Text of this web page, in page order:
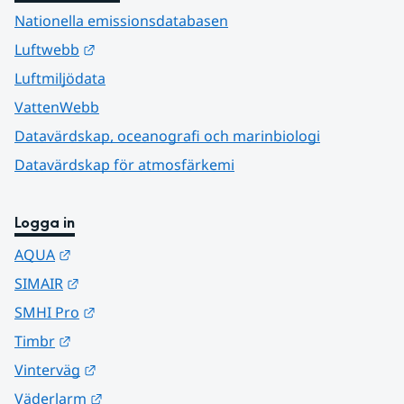
Nationella emissionsdatabasen
Luftwebb
Luftmiljödata
VattenWebb
Datavärdskap, oceanografi och marinbiologi
Datavärdskap för atmosfärkemi
Logga in
AQUA
SIMAIR
SMHI Pro
Timbr
Vinterväg
Väderlarm